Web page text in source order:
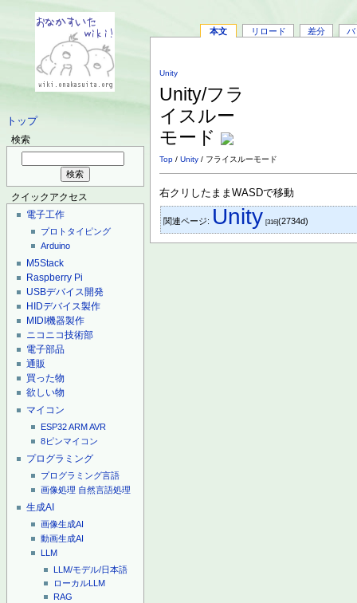
トップ
検索
クイックアクセス
電子工作
プロトタイピング
Arduino
M5Stack
Raspberry Pi
USBデバイス開発
HIDデバイス製作
MIDI機器製作
ニコニコ技術部
電子部品
通販
買った物
欲しい物
マイコン
ESP32ARMAVR
8ピンマイコン
プログラミング
プログラミング言語
画像処理 自然言語処理
生成AI
画像生成AI
動画生成AI
LLM
LLM/モデル/日本語
ローカルLLM
RAG
本文 リロード 差分 バ
Unity
Unity/フラ
イスルー
モード
Top /Unity / フライスルーモード
右クリしたままWASDで移動
関連ページ: Unity [316](2734d)